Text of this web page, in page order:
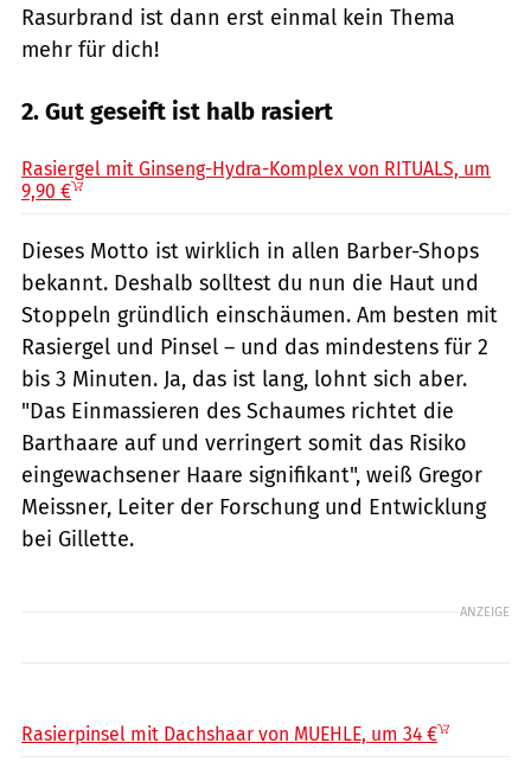
Rasurbrand ist dann erst einmal kein Thema
mehr für dich!
2. Gut geseift ist halb rasiert
Rasiergel mit Ginseng-Hydra-Komplex von RITUALS, um
9,90 €
Dieses Motto ist wirklich in allen Barber-Shops
bekannt. Deshalb solltest du nun die Haut und
Stoppeln gründlich einschäumen. Am besten mit
Rasiergel und Pinsel – und das mindestens für 2
bis 3 Minuten. Ja, das ist lang, lohnt sich aber.
"Das Einmassieren des Schaumes richtet die
Barthaare auf und verringert somit das Risiko
eingewachsener Haare signifikant", weiß Gregor
Meissner, Leiter der Forschung und Entwicklung
bei Gillette.
ANZEIGE
Rasierpinsel mit Dachshaar von MUEHLE, um 34 €